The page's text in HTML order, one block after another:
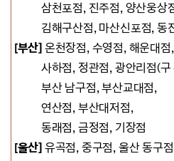
삼천포점, 진주점, 양산웅상
김해구산점, 마산신포점, 동
[부산] 온천장점, 수영점, 해운대점
사하점, 정관점, 광안리점(
부산 남구점, 부산교대점,
연산점, 부산대저점,
동래점, 금정점, 기장점
[울산] 유곡점, 중구점, 울산 동구